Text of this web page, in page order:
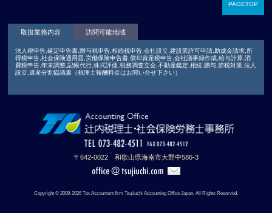
PAGETOP
取扱業務内容 訪問可能地域
法人税申告,確定申告書,贈与税申告,相続税申告,会社設立,建設業許可申請,助成金請求,所
得税申告,社会保険適用届,労働保険申告書,償却資産税申告,会社議事録作成,給与計算,消
費税申告,年末調整,記帳代行,株式評価,税務調査立会,不動産鑑定,相続,贈与,節税対策,法人
設立,遺産分割協議書（税理士報酬料金はお問い合せ下さい）
〒642-0022 和歌山県海南市大野中586-3
Copyright © 2009-2026 Tax Accountant firm Tsujiuchi Accounting Office Japan. All Rights Reserved.